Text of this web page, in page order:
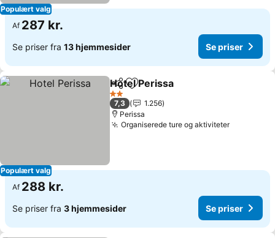
Populært valg
Af 287 kr.
Se priser fra 13 hjemmesider Se priser
Populært valg
Del Føj til favoritter
Hotel Perissa
2 Stjerner
7,3
1.256
Perissa
Organiserede ture og aktiviteter
Af 288 kr.
Se priser fra 3 hjemmesider Se priser